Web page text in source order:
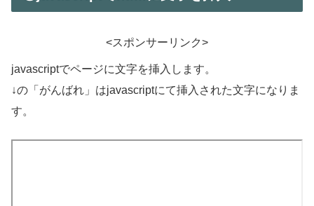
<スポンサーリンク>
javascriptでページに文字を挿入します。
↓の「がんばれ」はjavascriptにて挿入された文字になりま
す。